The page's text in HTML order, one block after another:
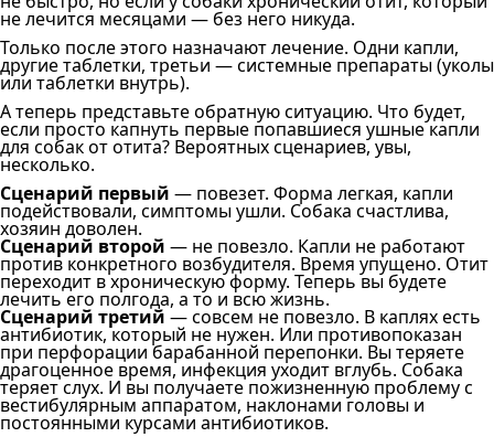
не лечится месяцами — без него никуда.
Только после этого назначают лечение. Одни капли,
другие таблетки, третьи — системные препараты (уколы
или таблетки внутрь).
А теперь представьте обратную ситуацию. Что будет,
если просто капнуть первые попавшиеся ушные капли
для собак от отита? Вероятных сценариев, увы,
несколько.
Сценарий первый — повезет. Форма легкая, капли
подействовали, симптомы ушли. Собака счастлива,
хозяин доволен.
Сценарий второй — не повезло. Капли не работают
против конкретного возбудителя. Время упущено. Отит
переходит в хроническую форму. Теперь вы будете
лечить его полгода, а то и всю жизнь.
Сценарий третий — совсем не повезло. В каплях есть
антибиотик, который не нужен. Или противопоказан
при перфорации барабанной перепонки. Вы теряете
драгоценное время, инфекция уходит вглубь. Собака
теряет слух. И вы получаете пожизненную проблему с
вестибулярным аппаратом, наклонами головы и
постоянными курсами антибиотиков.